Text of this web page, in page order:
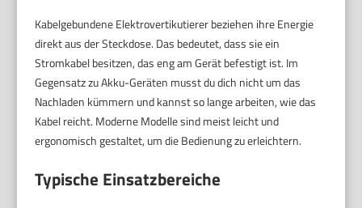
Kabelgebundene Elektrovertikutierer beziehen ihre Energie
direkt aus der Steckdose. Das bedeutet, dass sie ein
Stromkabel besitzen, das eng am Gerät befestigt ist. Im
Gegensatz zu Akku-Geräten musst du dich nicht um das
Nachladen kümmern und kannst so lange arbeiten, wie das
Kabel reicht. Moderne Modelle sind meist leicht und
ergonomisch gestaltet, um die Bedienung zu erleichtern.
Typische Einsatzbereiche